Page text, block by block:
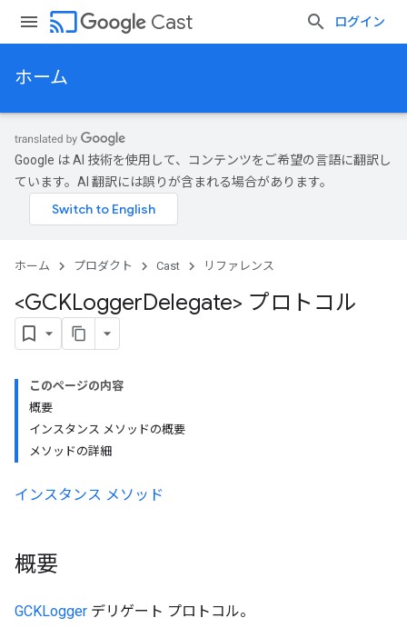
cast Cast ログイン
ホーム
Google は AI 技術を使用して、コンテンツをご希望の言語に翻訳し
ています。AI 翻訳には誤りが含まれる場合があります。
ホーム プロダクト Cast リファレンス
<GCKLoggerDelegate> プロトコル
このページの内容
概要
インスタンス メソッドの概要
メソッドの詳細
インスタンス メソッド
概要
GCKLogger デリゲート プロトコル。